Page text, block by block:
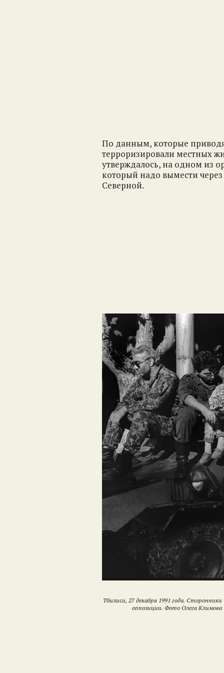
По данным, которые
терроризировали местных
утверждалось, на одном из
который надо вымести
Северной.
Тбилиси, 27 декабря 1991 года. Сторонники
оппозиции. Фото Олега Климова